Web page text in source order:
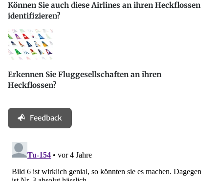
Können Sie auch diese Airlines an ihren Heckflossen
identifizieren?
Erkennen Sie Fluggesellschaften an ihren
Heckflossen?
Feedback